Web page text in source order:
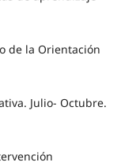
de la Orientación
Julio- Octubre.